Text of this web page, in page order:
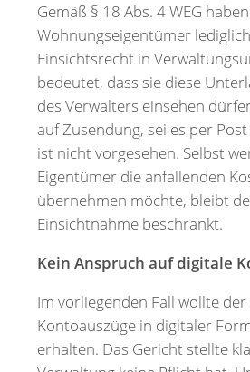
Gemäß § 18 Abs. 4 WEG haben
Wohnungseigentümer
Einsichtsrecht in
bedeutet, dass sie diese
des Verwalters einsehen
auf Zusendung, sei es per
ist nicht vorgesehen. Selbst
Eigentümer die anfallenden
übernehmen möchte, bleibt
Einsichtnahme beschränkt.
Kein Anspruch auf digitale
Im vorliegenden Fall wollte der
Kontoauszüge in digitaler
erhalten. Das Gericht stellte